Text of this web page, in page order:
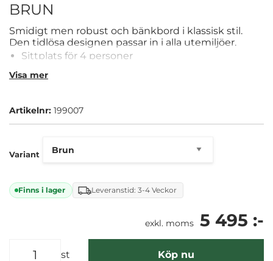
BRUN
Smidigt men robust och bänkbord i klassisk stil.
Den tidlösa designen passar in i alla utemiljöer.
Sittplats för 4 personer
Robust konstruktion för lång hållbarhet
Visa mer
Artikelnr: 199007
Variant
Finns i lager Leveranstid: 3-4 Veckor
exkl. moms 5 495 :-
st Köp nu